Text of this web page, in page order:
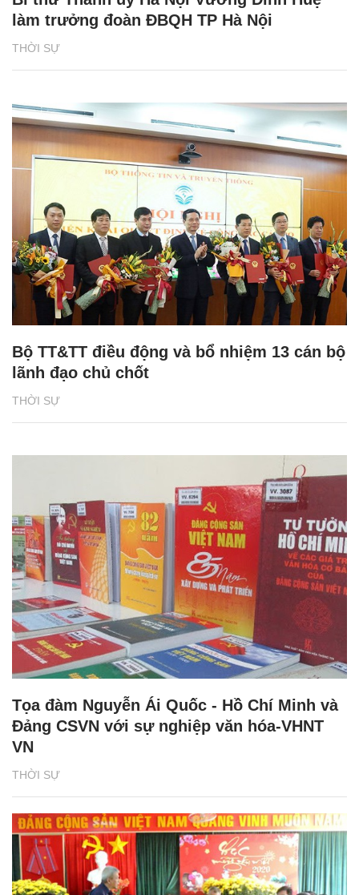
THỜI SỰ
làm trưởng đoàn ĐBQH TP Hà Nội
THỜI SỰ
Bộ TT&TT điều động và bổ nhiệm 13 cán bộ
lãnh đạo chủ chốt
THỜI SỰ
Tọa đàm Nguyễn Ái Quốc - Hồ Chí Minh và
Đảng CSVN với sự nghiệp văn hóa-VHNT
VN